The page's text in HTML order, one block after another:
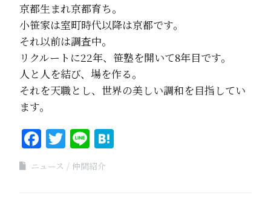
京都生まれ京都育ち。
小笹家は室町時代以降は京都です。
それ以前は調査中。
リクルートに22年、笹塾を開いて8年目です。
人と人を結び、場を作る。
それを天職とし、世界の美しい調和を目指してい
ます。
Facebook
Twitter
Line
ニュース 仲間紹介